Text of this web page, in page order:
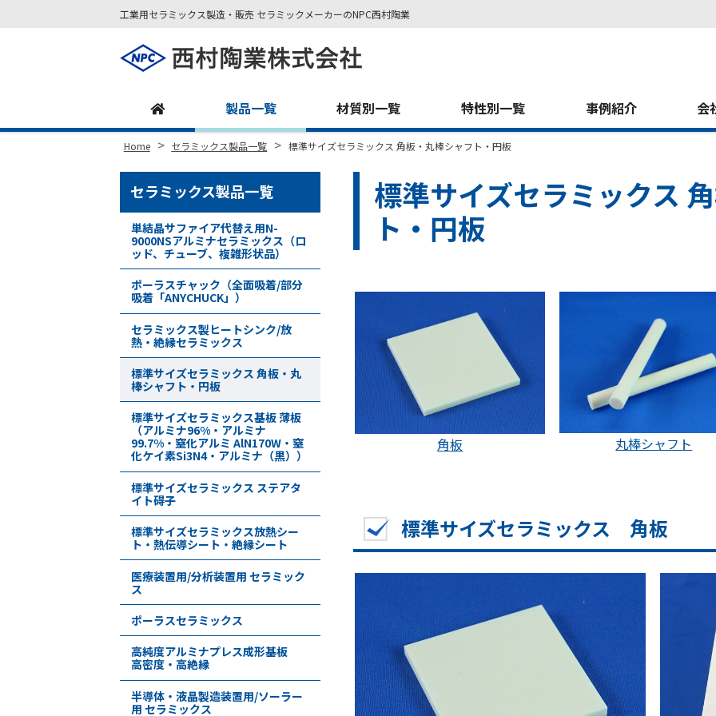
工業用セラミックス製造・販売 セラミックメーカーのNPC西村陶業
製品一覧 材質別一覧 特性別一覧 事例紹介 会
Home > セラミックス製品一覧 > 標準サイズセラミックス 角板・丸棒シャフト・円板
標準サイズセラミックス
ト・円板
角板 丸棒シャフト
標準サイズセラミックス 角板
セラミックス製品一覧
単結晶サファイア代替え用N-
9000NSアルミナセラミックス（ロ
ッド、チューブ、複雑形状品）
ポーラスチャック（全面吸着/部分
吸着「ANYCHUCK」）
セラミックス製ヒートシンク/放
熱・絶縁セラミックス
標準サイズセラミックス 角板・丸
棒シャフト・円板
標準サイズセラミックス基板 薄板
（アルミナ96%・アルミナ
99.7%・窒化アルミ AlN170W・窒
化ケイ素Si3N4・アルミナ（黒））
標準サイズセラミックス ステアタ
イト碍子
標準サイズセラミックス放熱シー
ト・熱伝導シート・絶縁シート
医療装置用/分析装置用 セラミック
ス
ポーラスセラミックス
高純度アルミナプレス成形基板
高密度・高絶縁
半導体・液晶製造装置用/ソーラー
用 セラミックス